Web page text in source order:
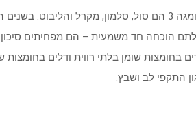
בחומצות שומן בלתי רווית ודלים בחומצות
התקפי לב ושבץ.